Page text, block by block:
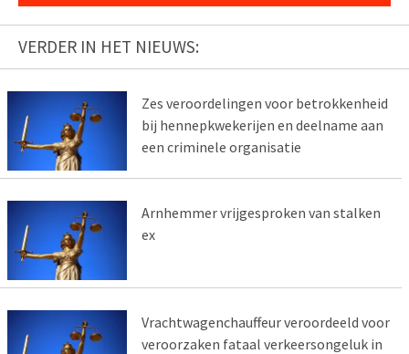
VERDER IN HET NIEUWS:
Zes veroordelingen voor betrokkenheid
bij hennepkwekerijen en deelname aan
een criminele organisatie
Arnhemmer vrijgesproken van stalken
ex
Vrachtwagenchauffeur veroordeeld voor
veroorzaken fataal verkeersongeluk in